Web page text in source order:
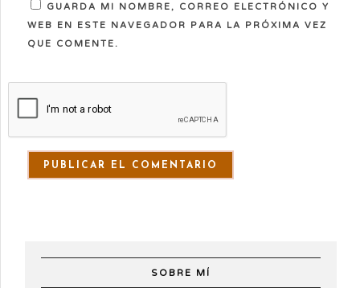
GUARDA MI NOMBRE, CORREO ELECTRÓNICO Y
WEB EN ESTE NAVEGADOR PARA LA PRÓXIMA VEZ
QUE COMENTE.
SOBRE MÍ